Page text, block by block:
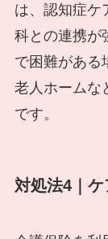
は、認知症ケ
科との連携が
で困難がある
老人ホームな
です。
対処法4｜